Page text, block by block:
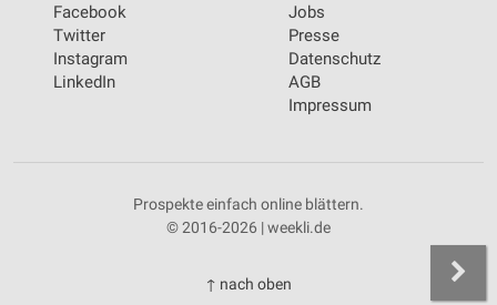
Facebook
Twitter
Instagram
LinkedIn
Jobs
Presse
Datenschutz
AGB
Impressum
Prospekte einfach online blättern.
© 2016-2026 | weekli.de
↑ nach oben